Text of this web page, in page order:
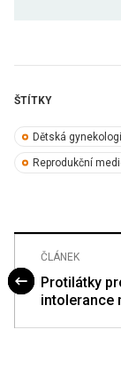
ŠTÍTKY
Dětská
Reprodukční
ČLÁNEK
Protilátky
intolerance